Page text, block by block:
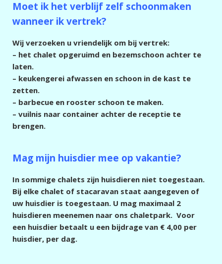
Moet ik het verblijf zelf schoonmaken
wanneer ik vertrek?
Wij verzoeken u vriendelijk om bij vertrek:
– het chalet opgeruimd en bezemschoon achter te
laten.
– keukengerei afwassen en schoon in de kast te
zetten.
– barbecue en rooster schoon te maken.
– vuilnis naar container achter de receptie te
brengen.
Mag mijn huisdier mee op vakantie?
In sommige chalets zijn huisdieren niet toegestaan.
Bij elke chalet of stacaravan staat aangegeven of
uw huisdier is toegestaan. U mag maximaal 2
huisdieren meenemen naar ons chaletpark. Voor
een huisdier betaalt u een bijdrage van € 4,00 per
huisdier, per dag.